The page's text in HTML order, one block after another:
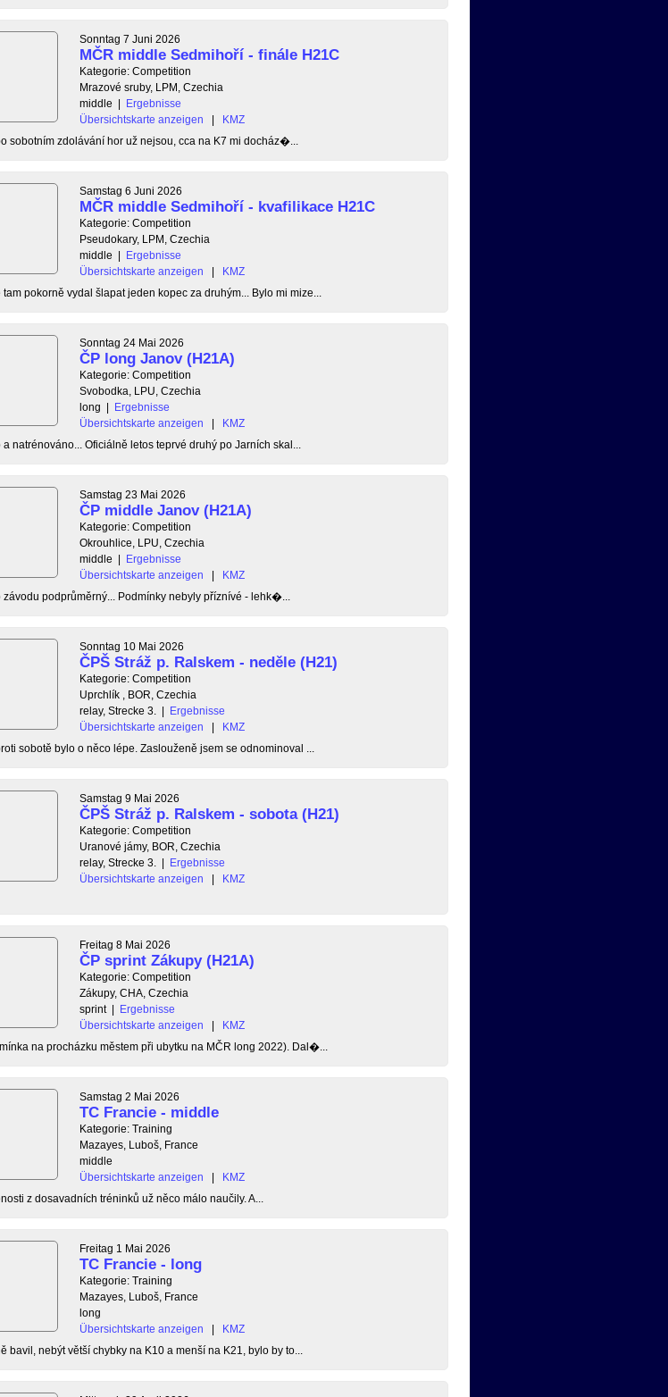
Sonntag 7 Juni 2026
MČR middle Sedmihoří - finále H21C
Kategorie: Competition
Mrazové sruby, LPM, Czechia
middle | Ergebnisse
Übersichtskarte anzeigen
|
KMZ
sobotním zdolávání hor už nejsou, cca na K7 mi docház�...
Samstag 6 Juni 2026
MČR middle Sedmihoří - kvafilikace H21C
Kategorie: Competition
Pseudokary, LPM, Czechia
middle | Ergebnisse
Übersichtskarte anzeigen
|
KMZ
pokorně vydal šlapat jeden kopec za druhým... Bylo mi mize...
Sonntag 24 Mai 2026
ČP long Janov (H21A)
Kategorie: Competition
Svobodka, LPU, Czechia
long | Ergebnisse
Übersichtskarte anzeigen
|
KMZ
Oficiálně letos teprvé druhý po Jarních skal...
Samstag 23 Mai 2026
ČP middle Janov (H21A)
Kategorie: Competition
Okrouhlice, LPU, Czechia
middle | Ergebnisse
Übersichtskarte anzeigen
|
KMZ
podprůměrný... Podmínky nebyly příznívé - lehk�...
Sonntag 10 Mai 2026
ČPŠ Stráž p. Ralskem - neděle (H21)
Kategorie: Competition
Uprchlík , BOR, Czechia
relay, Strecke 3.
| Ergebnisse
Übersichtskarte anzeigen
|
KMZ
sobotě bylo o něco lépe. Zaslouženě jsem se odnominoval ...
Samstag 9 Mai 2026
ČPŠ Stráž p. Ralskem - sobota (H21)
Kategorie: Competition
Uranové jámy, BOR, Czechia
relay, Strecke 3.
| Ergebnisse
Übersichtskarte anzeigen
|
KMZ
Freitag 8 Mai 2026
ČP sprint Zákupy (H21A)
Kategorie: Competition
Zákupy, CHA, Czechia
sprint | Ergebnisse
Übersichtskarte anzeigen
|
KMZ
na procházku městem při ubytku na MČR long 2022). Dal�...
Samstag 2 Mai 2026
TC Francie - middle
Kategorie: Training
Mazayes, Luboš, France
middle
Übersichtskarte anzeigen
|
KMZ
z dosavadních tréninků už něco málo naučily. A...
Freitag 1 Mai 2026
TC Francie - long
Kategorie: Training
Mazayes, Luboš, France
long
Übersichtskarte anzeigen
|
KMZ
nebýt větší chybky na K10 a menší na K21, bylo by to...